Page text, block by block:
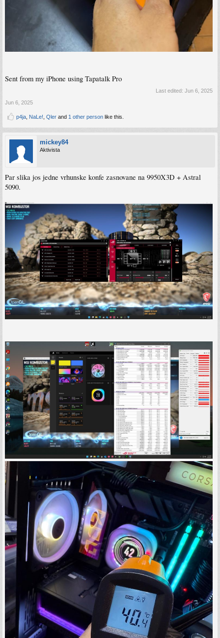
Sent from my iPhone using Tapatalk Pro
Last edited: Jun 6, 2025
Jun 6, 2025
p4ja NaLe! Qler and 1 other person like this.
mickey84
Aktivista
Par slika jos jedne vrhunske konfe zasnovane na 9950X3D + Astral
5090.